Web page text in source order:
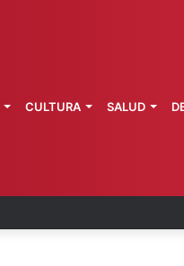
CULTURA SALUD